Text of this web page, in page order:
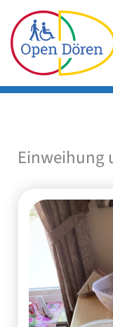
Inhalt
springen
Einweihung